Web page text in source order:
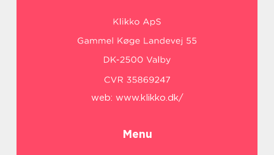
web: www.klikko.dk/
Menu